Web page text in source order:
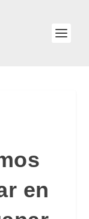
en